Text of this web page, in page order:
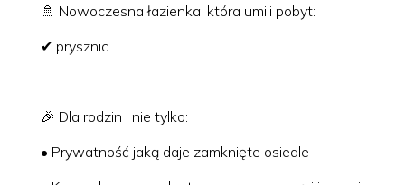
🚿 Nowoczesna łazienka, która umili pobyt:
✔ prysznic
🎉 Dla rodzin i nie tylko:
• Prywatność jaką daje zamknięte osiedle